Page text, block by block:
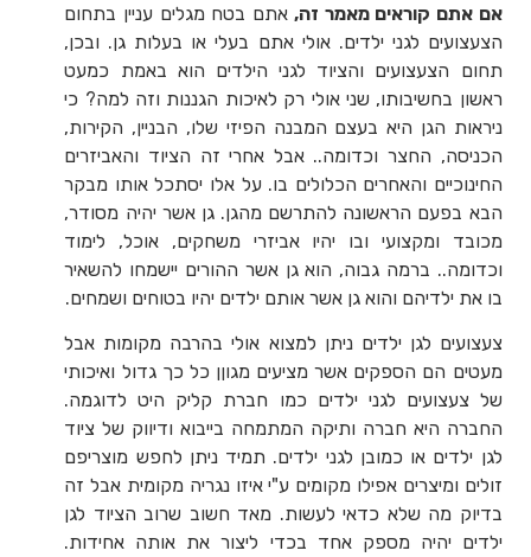
אם אתם קוראים מאמר זה, אתם בטח מגלים עניין בתחום
הצעצועים לגני ילדים. אולי אתם בעלי או בעלות גן. ובכן,
תחום הצעצועים והציוד לגני הילדים הוא באמת כמעט
ראשון בחשיבותו, שני אולי רק לאיכות הגננות וזה למה? כי
ניראות הגן היא בעצם המבנה הפיזי שלו, הבניין, הקירות,
הכניסה, החצר וכדומה.. אבל אחרי זה הציוד והאביזרים
החינוכיים והאחרים הכלולים בו. על אלו יסתכל אותו מבקר
הבא בפעם הראשונה להתרשם מהגן. גן אשר יהיה מסודר,
מכובד ומקצועי ובו יהיו אביזרי משחקים, אוכל, לימוד
וכדומה.. ברמה גבוה, הוא גן אשר ההורים יישמחו להשאיר
בו את ילדיהם והוא גן אשר אותם ילדים יהיו בטוחים ושמחים.
צעצועים לגן ילדים ניתן למצוא אולי בהרבה מקומות אבל
מעטים הם הספקים אשר מציעים מגוןן כל כך גדול ואיכותי
של צעצועים לגני ילדים כמו חברת קליק היט לדוגמה.
החברה היא חברה ותיקה המתמחה בייבוא ודיווק של ציוד
לגן ילדים או כמובן לגני ילדים. תמיד ניתן לחפש מוצריפם
זולים ומיצרים אפילו מקומים ע"י איזו נגריה מקומית אבל זה
בדיוק מה שלא כדאי לעשות. מאד חשוב שרוב הציוד לגן
ילדים יהיה מספק אחד בכדי ליצור את אותה אחידות.